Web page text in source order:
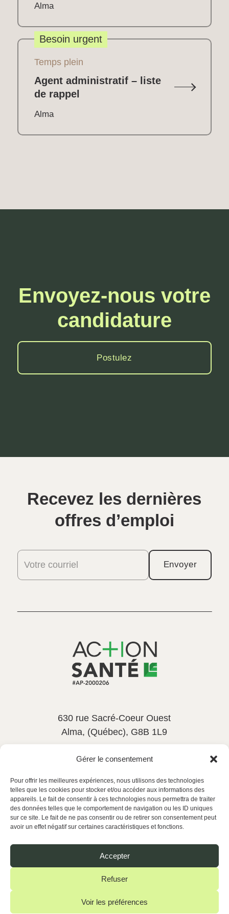
Gérer le consentement
Pour offrir les meilleures expériences, nous utilisons des technologies
telles que les cookies pour stocker et/ou accéder aux informations des
appareils. Le fait de consentir à ces technologies nous permettra de traiter
des données telles que le comportement de navigation ou les ID uniques
sur ce site. Le fait de ne pas consentir ou de retirer son consentement peut
avoir un effet négatif sur certaines caractéristiques et fonctions.
Accepter
Refuser
Voir les préférences
Alma
Besoin urgent
Temps plein
Agent administratif – liste
de rappel
Alma
Envoyez-nous votre
candidature
Postulez
Recevez les dernières
offres d’emploi
Votre courriel Envoyer
630 rue Sacré-Coeur Ouest
Alma, (Québec), G8B 1L9
581-533-6545 poste 114
rh@actionsantelc.com
Disponible 24 h / 7 jours
Nous joindre